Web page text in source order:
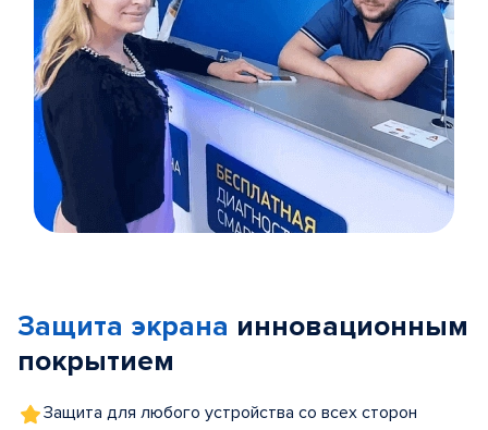
5
Защита экрана инновационным
покрытием
Защита для любого устройства со всех сторон